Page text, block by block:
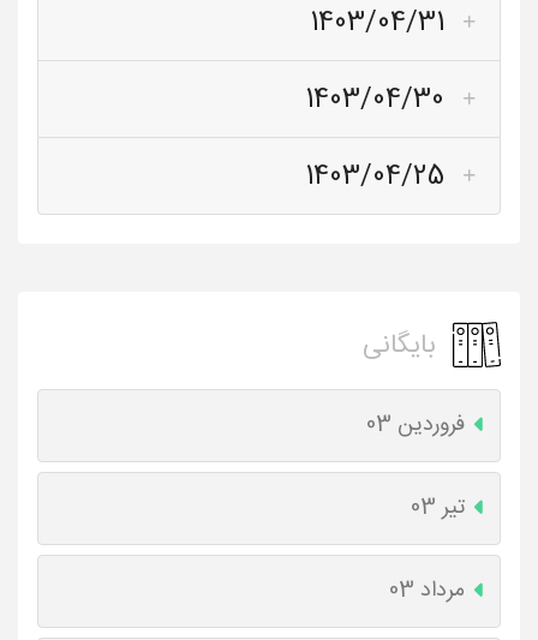
1403/04/31
1403/04/30
1403/04/25
بایگانی
فروردین 03
تیر 03
مرداد 03